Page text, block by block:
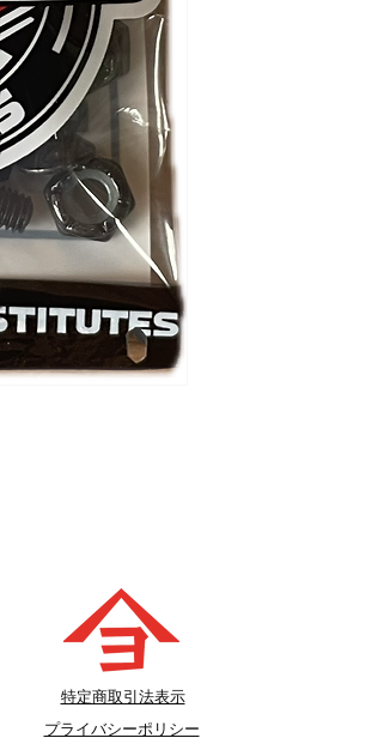
​特定商取引法表示
プライバシーポリシー